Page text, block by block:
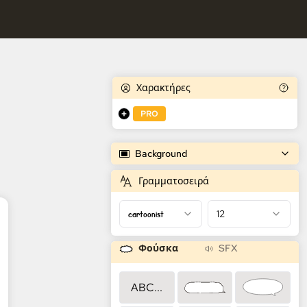
Χαρακτήρες
PRO
Background
Γραμματοσειρά
cartoonist 12
Φούσκα SFX
ABC...